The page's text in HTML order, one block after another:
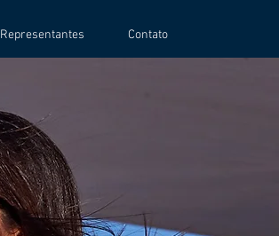
Representantes Contato